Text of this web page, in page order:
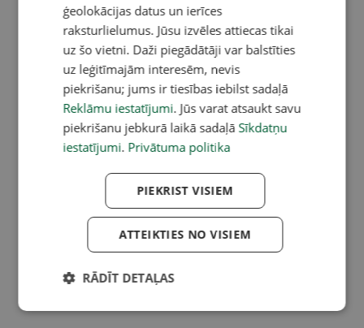
ģeolokācijas datus un ierīces
raksturlielumus. Jūsu izvēles attiecas tikai
uz šo vietni. Daži piegādātāji var balstīties
uz leģitīmajām interesēm, nevis
piekrišanu; jums ir tiesības iebilst sadaļā
Reklāmu iestatījumi. Jūs varat atsaukt savu
piekrišanu jebkurā laikā sadaļā Sīkdatņu
iestatījumi. Privātuma politika
PIEKRIST VISIEM
ATTEIKTIES NO VISIEM
RĀDĪT DETAĻAS